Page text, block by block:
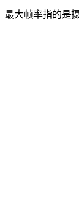
最大帧率指的是